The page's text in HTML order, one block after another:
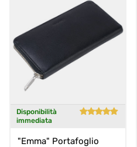
Disponibilità
immediata
"Emma" Portafoglio